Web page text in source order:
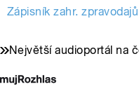
Zápisník zahr. zpravodajů
Největší audioportál na